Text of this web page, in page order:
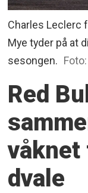
Charles Leclerc
Mye tyder på at
sesongen.
Red
våknet
dvale